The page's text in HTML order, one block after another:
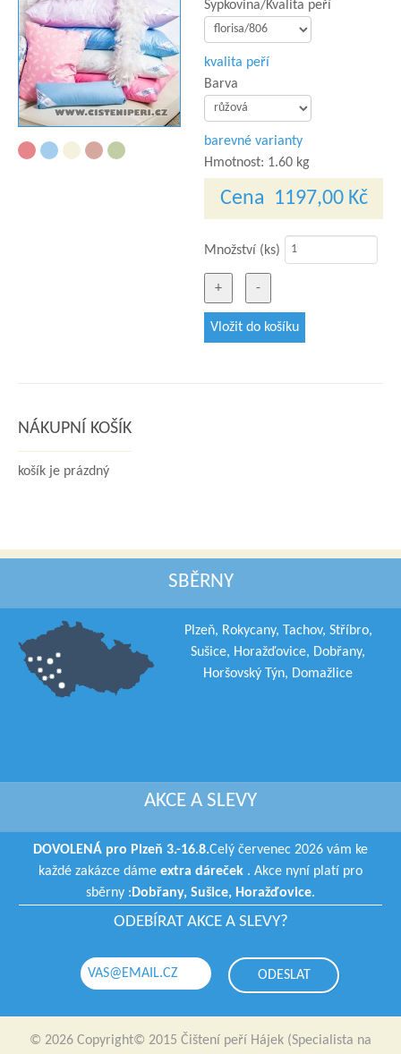
Sypkovina/Kvalita peří
kvalita peří
Barva
barevné varianty
Hmotnost: 1.60 kg
Cena 1197,00 Kč
Množství (ks)
NÁKUPNÍ KOŠÍK
košík je prázdný
SBĚRNY
Plzeň, Rokycany, Tachov, Stříbro,
Sušice, Horažďovice, Dobřany,
Horšovský Týn, Domažlice
AKCE A SLEVY
DOVOLENÁ pro Plzeň 3.-16.8.Celý červenec 2026 vám ke
každé zakázce dáme extra dáreček . Akce nyní platí pro
sběrny : Dobřany, Sušice, Horažďovice.
ODEBÍRAT AKCE A SLEVY?
© 2026 Copyright© 2015 Čištení peří Hájek (Specialista na